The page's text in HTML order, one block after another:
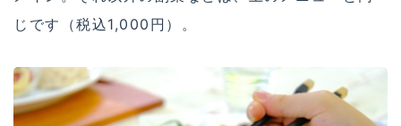
じです（税込1,000円）。